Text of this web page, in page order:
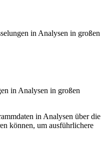
in Analysen in großen
in Analysen in großen
in Analysen über die
können, um ausführlichere